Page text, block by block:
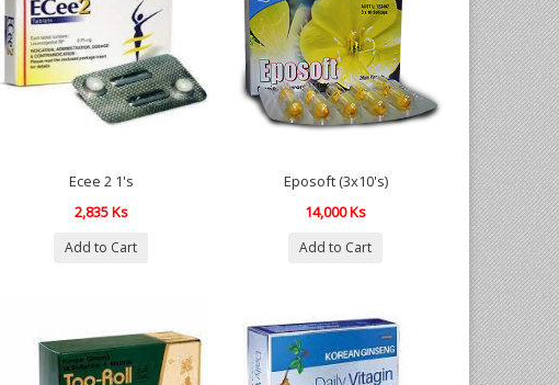
Ecee 2 1's
2,835 Ks
Add to Cart
Eposoft (3x10's)
14,000 Ks
Add to Cart